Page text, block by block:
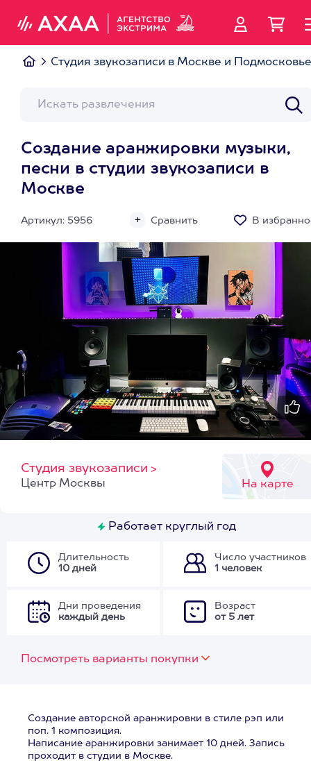
Студия звукозаписи в Москве и Подмосковье
Создание аранжировки музыки,
песни в студии звукозаписи в
Москве
Артикул: 5956 Сравнить В
Студия звукозаписи >
На карте
Центр Москвы
Работает круглый год
Длительность
10 дней
Число участников
1 человек
Дни проведения
каждый день
Возраст
от 5 лет
Посмотреть варианты покупки
Создание авторской аранжировки в стиле рэп или
поп. 1 композиция.
Написание аранжировки занимает 10 дней. Запись
проходит в студии в Москве.